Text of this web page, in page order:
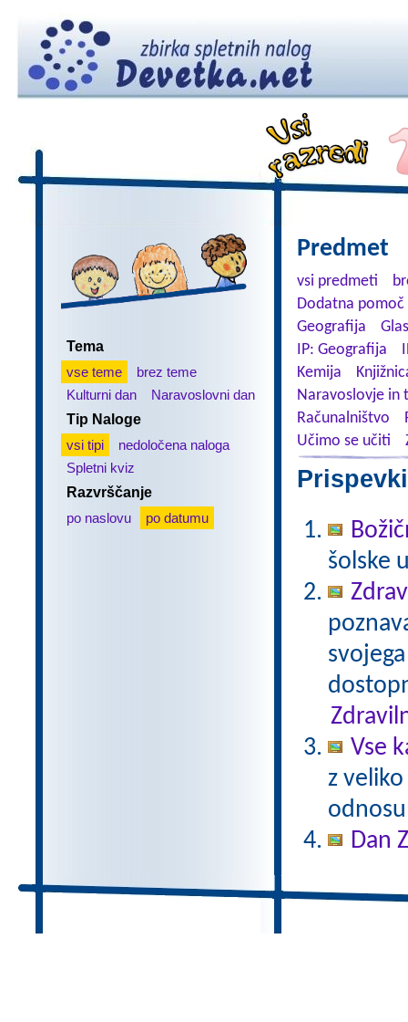
Tema
vse teme
brez teme
Kulturni dan
Naravoslovni dan
Tip Naloge
vsi tipi
nedoločena naloga
Spletni kviz
Razvrščanje
po naslovu
po datumu
Predmet
vsi predmeti
Dodatna
Geografija
IP: Geografija
Kemija
Naravoslovje in
Računalništvo
Učimo se učiti
šolske
Vse
z
Dan